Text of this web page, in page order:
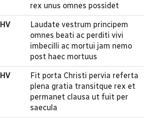
rex unus omnes possidet
HV
Laudate vestrum principem
omnes beati ac perditi vivi
imbecilli ac mortui jam nemo
post haec mortuus
HV
Fit porta Christi pervia referta
plena gratia transitque rex et
permanet clausa ut fuit per
saecula